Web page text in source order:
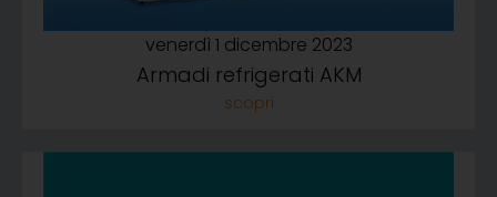
venerdì 1 dicembre 2023
Armadi refrigerati AKM